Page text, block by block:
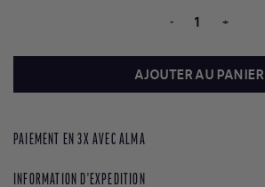
- +
AJOUTER AU PANIER
PAIEMENT EN 3X AVEC ALMA
INFORMATION D'EXPEDITION